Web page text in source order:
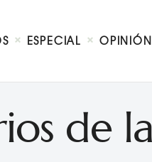
ESPECIAL OPINIÓN
de